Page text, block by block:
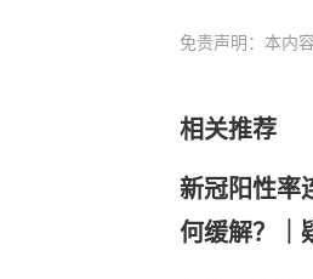
免责声明：本内
相关推荐
新冠阳性率
何缓解？｜